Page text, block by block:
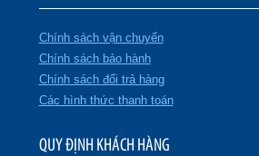
Chính sách vận chuyển
Chính sách bảo hành
Chính sách đổi trả hàng
Các hình thức thanh toán
QUY ĐỊNH KHÁCH HÀNG